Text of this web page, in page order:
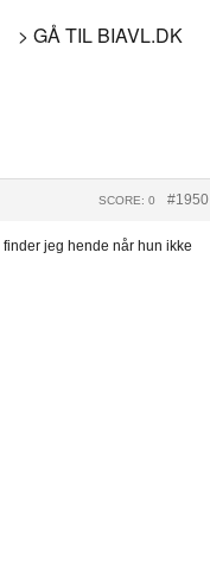
> GÅ TIL BIAVL.DK
#1950
SCORE: 0
jeg hende når hun ikke